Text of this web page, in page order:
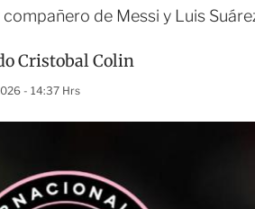
compañero de Messi y Luis
Cristobal Colin
- 14:37 Hrs